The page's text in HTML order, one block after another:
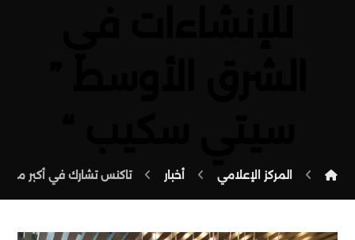
المركز الإعلامي أخبار تاكنس تشارك في أكبر